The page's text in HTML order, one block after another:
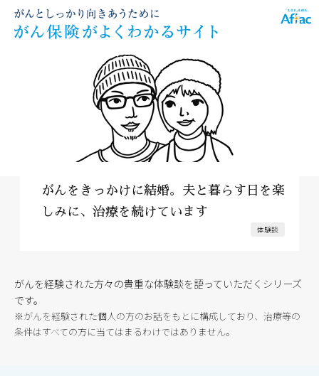
がんをきっかけに結婚。夫と暮らす日を楽
しみに、治療を続けています
体験談
がんを経験された方々の貴重な体験談を語っていただくシリーズ
です。
※がんを経験された個人の方のお話をもとに構成しており、治療等の
条件はすべての方に当てはまるわけではありません。